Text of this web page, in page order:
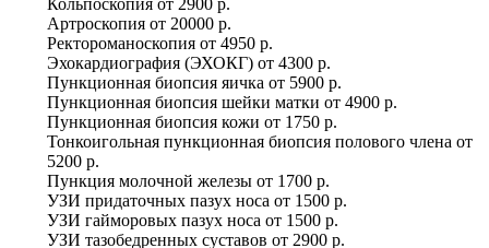
Артроскопия от 20000 р.
Ректороманоскопия от 4950 р.
Эхокардиография (ЭХОКГ) от 4300 р.
Пункционная биопсия яичка от 5900 р.
Пункционная биопсия шейки матки от 4900 р.
Пункционная биопсия кожи от 1750 р.
Тонкоигольная пункционная биопсия полового члена от
5200 р.
Пункция молочной железы от 1700 р.
УЗИ придаточных пазух носа от 1500 р.
УЗИ гайморовых пазух носа от 1500 р.
УЗИ тазобедренных суставов от 2900 р.